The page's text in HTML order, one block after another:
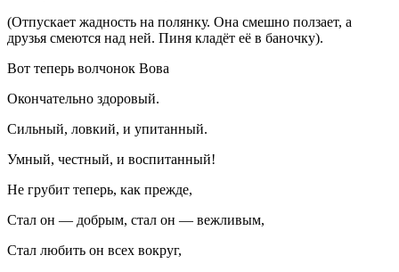
(Отпускает жадность на полянку. Она смешно ползает, а
друзья смеются над ней. Пиня кладёт её в баночку).
Вот теперь волчонок Вова
Окончательно здоровый.
Сильный, ловкий, и упитанный.
Умный, честный, и воспитанный!
Не грубит теперь, как прежде,
Стал он — добрым, стал он — вежливым,
Стал любить он всех вокруг,